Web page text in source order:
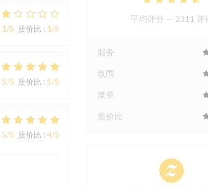
1/5 质价比 : 1/5
5/5 质价比 : 5/5
5/5 质价比 : 4/5
平均评分 — 2311 评
服务
氛围
菜单
质价比